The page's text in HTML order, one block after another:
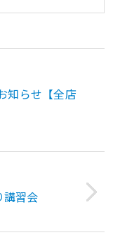
知らせ【全店
講習会